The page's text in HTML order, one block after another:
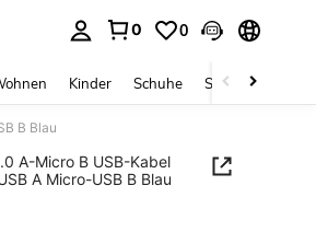
0 0
Kinder Schuhe Schmuck &
B Blau
A-Micro B USB-Kabel
A Micro-USB B Blau